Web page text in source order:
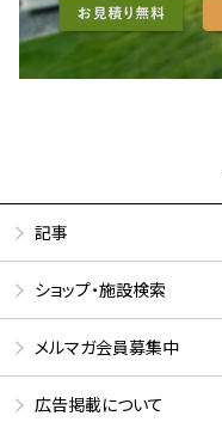
記事
ショップ・施設検索
メルマガ会員募集中
広告掲載について